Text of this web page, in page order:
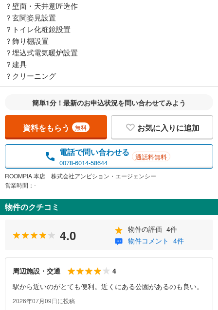
？壁面・天井意匠造作
？玄関姿見設置
？トイレ化粧鏡設置
？飾り棚設置
？埋込式電気暖炉設置
？建具
？クリーニング
簡単1分！最新のお申込状況を問い合わせてみよう
資料をもらう 無料 お気に入りに追加
電話で問い合わせる
0078-6014-58644
通話料無料
ROOMPIA 本店 株式会社アンビション・エージェンシー
営業時間：-
物件のクチコミ
4.0 物件の評価 4件
物件コメント 4件
周辺施設・交通
4
駅から近いのがとても便利。近くにある公園があるのも良い。
2026年07月09日に投稿